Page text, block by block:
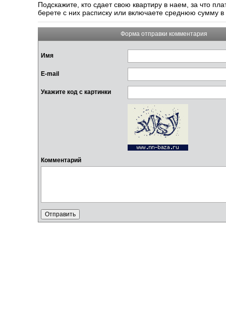
Подскажите, кто сдает свою квартиру в наем, за что
берете с них расписку или включаете среднюю сумму
Форма отправки комментария
Имя
E-mail
Укажите код с картинки
Комментарий